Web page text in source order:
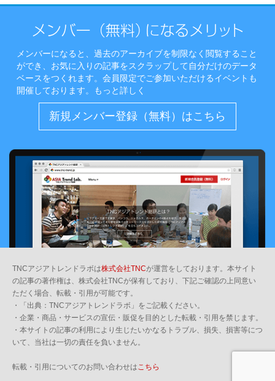
メンバーになると、過去のアーカイブを制限なく閲覧すること
ができ、お気に入りの記事をスクラップして自分だけのデータ
ベースをつくれます。会員限定でご参加いただけるイベントも
開催しております。
もっと詳しく
新規メンバー登録（無料）はこちら
TNCアジアトレンドラボは株式会社TNCが運営をしております。本サイト
の記事の著作権は、株式会社TNCが保有しており、下記ご確認の上同意い
ただく場合、転載・引用が可能です。
・「出典：TNCアジアトレンドラボ」をご記載ください。
・企業・商品・サービスの宣伝・販促を目的とした転載・引用を禁じます。
・本サイトの記事の利用により生じたいかなるトラブル、損失、損害等につ
いて、当社は一切の責任を負いません。
転載・引用についてのお問い合わせはこちら